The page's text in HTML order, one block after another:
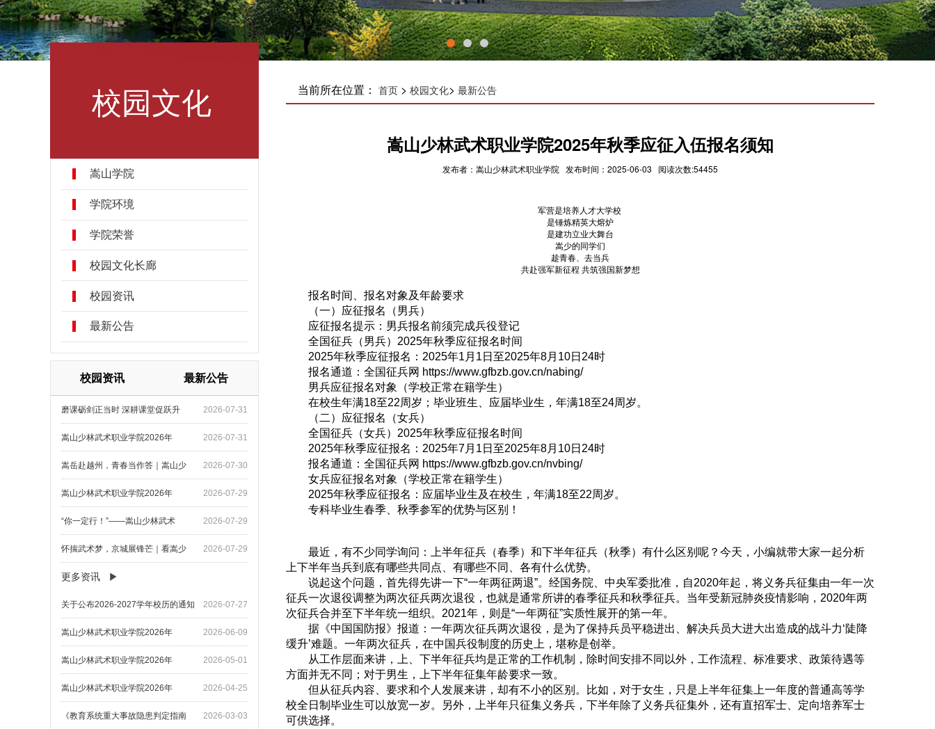
校园文化
嵩山学院
学院环境
学院荣誉
校园文化长廊
校园资讯
最新公告
校园资讯 最新公告
2026-07-31
磨课砺剑正当时 深耕课堂促跃升
2026-07-31
嵩山少林武术职业学院2026年
2026-07-30
嵩岳赴越州，青春当作答｜嵩山少
2026-07-29
嵩山少林武术职业学院2026年
2026-07-29
“你一定行！”——嵩山少林武术
2026-07-29
怀揣武术梦，京城展锋芒｜看嵩少
更多资讯
2026-07-27
关于公布2026-2027学年校历的通知
2026-06-09
嵩山少林武术职业学院2026年
2026-05-01
嵩山少林武术职业学院2026年
2026-04-25
嵩山少林武术职业学院2026年
2026-03-03
《教育系统重大事故隐患判定指南
当前所在位置： 首页> 校园文化> 最新公告
嵩山少林武术职业学院2025年秋季应征入伍报名须知
发布者：嵩山少林武术职业学院 发布时间：2025-06-03 阅读次数:54455
军营是培养人才大学校
是锤炼精英大熔炉
是建功立业大舞台
嵩少的同学们
趁青春、去当兵
共赴强军新征程 共筑强国新梦想
报名时间、报名对象及年龄要求
（一）应征报名（男兵）
应征报名提示：男兵报名前须完成兵役登记
全国征兵（男兵）2025年秋季应征报名时间
2025年秋季应征报名：2025年1月1日至2025年8月10日24时
报名通道：全国征兵网 https://www.gfbzb.gov.cn/nabing/
男兵应征报名对象（学校正常在籍学生）
在校生年满18至22周岁；毕业班生、应届毕业生，年满18至24周岁。
（二）应征报名（女兵）
全国征兵（女兵）2025年秋季应征报名时间
2025年秋季应征报名：2025年7月1日至2025年8月10日24时
报名通道：全国征兵网 https://www.gfbzb.gov.cn/nvbing/
女兵应征报名对象（学校正常在籍学生）
2025年秋季应征报名：应届毕业生及在校生，年满18至22周岁。
专科毕业生春季、秋季参军的优势与区别！
最近，有不少同学询问：上半年征兵（春季）和下半年征兵（秋季）有什么区别呢？今天，小编就带大家一起分析
上下半年当兵到底有哪些共同点、有哪些不同、各有什么优势。
说起这个问题，首先得先讲一下“一年两征两退”。经国务院、中央军委批准，自2020年起，将义务兵征集由一年一次
征兵一次退役调整为两次征兵两次退役，也就是通常所讲的春季征兵和秋季征兵。当年受新冠肺炎疫情影响，2020年两
次征兵合并至下半年统一组织。2021年，则是“一年两征”实质性展开的第一年。
据《中国国防报》报道：一年两次征兵两次退役，是为了保持兵员平稳进出、解决兵员大进大出造成的战斗力‘陡降
缓升’难题。一年两次征兵，在中国兵役制度的历史上，堪称是创举。
从工作层面来讲，上、下半年征兵均是正常的工作机制，除时间安排不同以外，工作流程、标准要求、政策待遇等
方面并无不同；对于男生，上下半年征集年龄要求一致。
但从征兵内容、要求和个人发展来讲，却有不小的区别。比如，对于女生，只是上半年征集上一年度的普通高等学
校全日制毕业生可以放宽一岁。另外，上半年只征集义务兵，下半年除了义务兵征集外，还有直招军士、定向培养军士
可供选择。